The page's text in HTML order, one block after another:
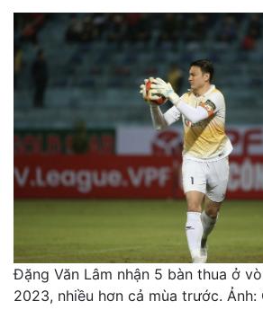
Đặng Văn Lâm nhận 5 bàn thua ở
2023, nhiều hơn cả mùa trước. Ảnh: